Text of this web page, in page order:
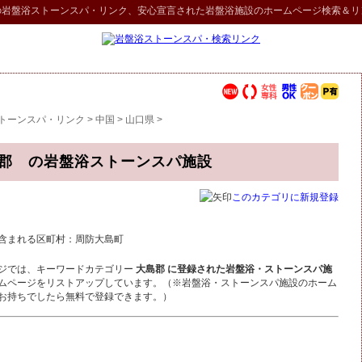
岩盤浴ストーンスパ ・リンク 、安心宣言された岩盤浴施設のホームページ検索＆リ
ーンスパ・リンク > 中国 > 山口県 >
の岩盤浴ストーンスパ施設
このカテゴリに新規登録
まれる区町村：周防大島町
では、キーワードカテゴリー 大島郡 に登録された岩盤浴・ストーンスパ施
ページをリストアップしています。（※岩盤浴・ストーンスパ施設のホーム
持ちでしたら無料で登録できます。）